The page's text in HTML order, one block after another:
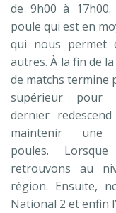
de 9h00 à
poule qui est en
qui nous permet
autres. À la fin de
de matchs termine
supérieur
dernier
maintenir
poules.
retrouvons au
région. Ensuite,
National 2 et enfin